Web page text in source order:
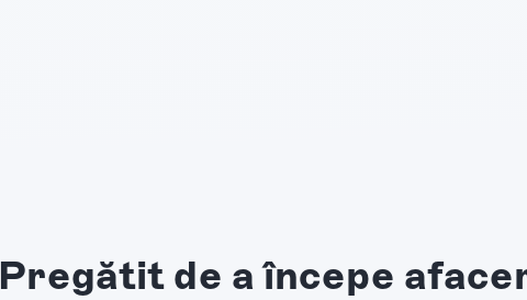
Pregătit de a începe